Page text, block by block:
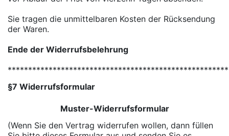
Sie tragen die unmittelbaren Kosten der Rücksendung
der Waren.
Ende der Widerrufsbelehrung
§7 Widerrufsformular
Muster-Widerrufsformular
(Wenn Sie den Vertrag widerrufen wollen, dann füllen